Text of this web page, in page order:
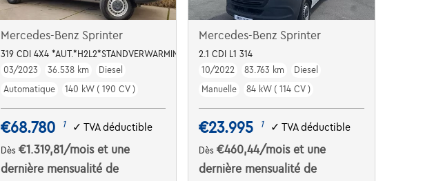
Mercedes-Benz Sprinter
319 CDI 4X4 *AUT.*H2L2*STANDVERWARMING*CAMERA*
03/2023
36.538 km
Diesel
Automatique
140 kW ( 190 CV )
€68.780 1 ✓ TVA déductible
Dès €1.319,81 /mois et une
dernière mensualité de
Mercedes-Benz Sprinter
2.1 CDI L1 314
10/2022
83.763 km
Diesel
Manuelle
84 kW ( 114 CV )
€23.995 1 ✓TVA déductible
Dès€460,44/moiset une
dernière mensualité de